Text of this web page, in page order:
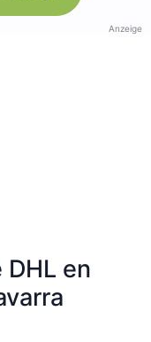
Anzeige
en